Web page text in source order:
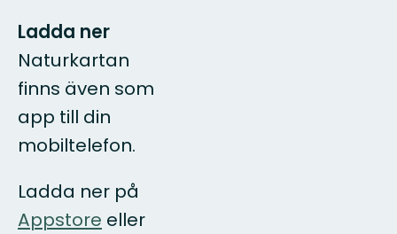
Ladda ner
Naturkartan
finns även som
app till din
mobiltelefon.
Ladda ner på
Appstore eller